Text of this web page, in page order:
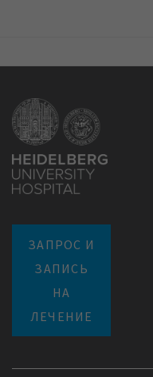
ЗАПРОС И
ЗАПИСЬ
НА
ЛЕЧЕНИЕ